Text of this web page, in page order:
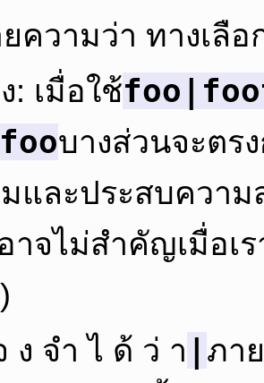
ความว่า ทางเลือ
: เมื่อใช้
บางส่วนจะตร
และประสบความ
าจไม่สำคัญเมื่อเ
ง จํา ไ ด้ ว่ า
ภา